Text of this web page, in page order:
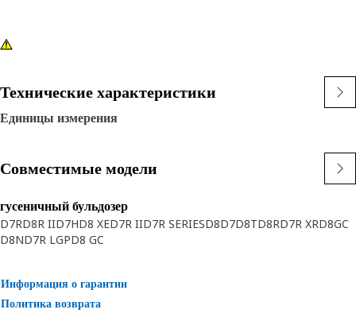
Технические характеристики
Единицы измерения
Совместимые модели
гусеничный бульдозер
D7RD8R IID7HD8 XED7R IID7R SERIESD8D7D8TD8RD7R XRD8GC
D8ND7R LGPD8 GC
Информация о гарантии
Политика возврата